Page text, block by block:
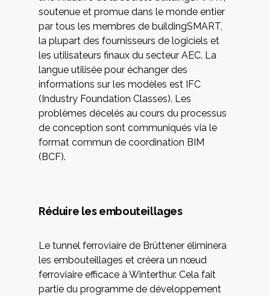
soutenue et promue dans le monde entier
par tous les membres de buildingSMART,
la plupart des fournisseurs de logiciels et
les utilisateurs finaux du secteur AEC. La
langue utilisée pour échanger des
informations sur les modèles est IFC
(Industry Foundation Classes). Les
problèmes décelés au cours du processus
de conception sont communiqués via le
format commun de coordination BIM
(BCF).
Réduire les embouteillages
Le tunnel ferroviaire de Brüttener éliminera
les embouteillages et créera un nœud
ferroviaire efficace à Winterthur. Cela fait
partie du programme de développement